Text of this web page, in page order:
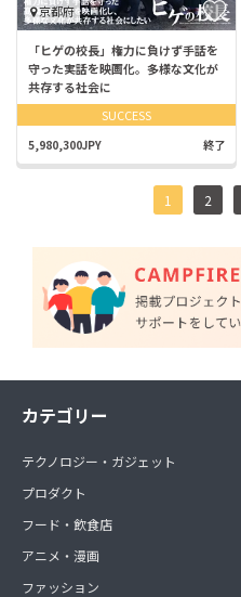
京都府
「ヒゲの校長」権力に負けず手話を
守った実話を映画化。多様な文化が
共存する社会に
SUCCESS
5,980,300JPY 終了
1 2
カテゴリー
テクノロジー・ガジェット
プロダクト
フード・飲食店
アニメ・漫画
ファッション